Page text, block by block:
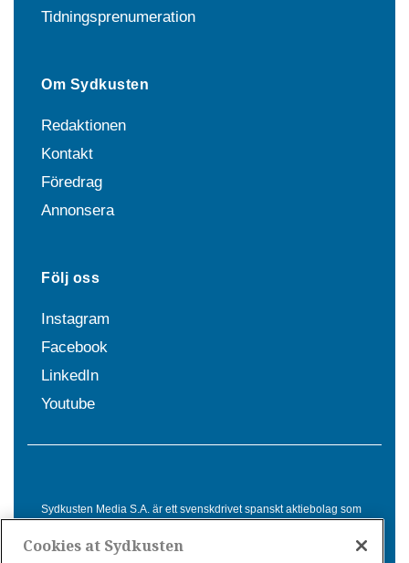
Tidningsprenumeration
Om Sydkusten
Redaktionen
Kontakt
Föredrag
Annonsera
Följ oss
Instagram
Facebook
LinkedIn
Youtube
Sydkusten Media S.A. är ett svenskdrivet spanskt aktiebolag som
Spanien. Genom nyhetsbevakning av hela Spanien, med bas på
Cookies at Sydkusten